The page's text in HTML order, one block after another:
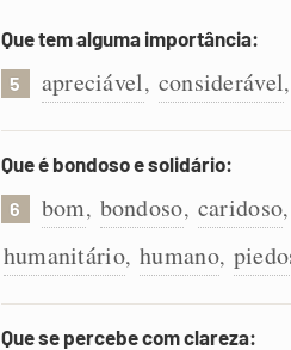
Que tem alguma importância:
5 apreciável, considerável,
Que é bondoso e solidário:
6 bom, bondoso, caridoso,
humanitário, humano,
Que se percebe com clareza: